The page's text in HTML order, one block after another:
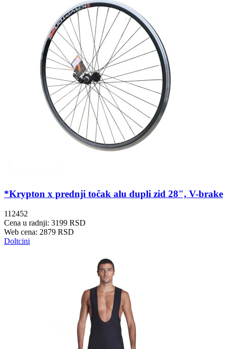
*Krypton x prednji točak alu dupli zid 28", V-brake
112452
Cena u radnji: 3199 RSD
Web cena: 2879 RSD
Doltcini